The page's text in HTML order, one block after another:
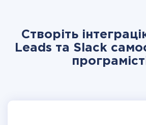
Створіть
Leads та Slack